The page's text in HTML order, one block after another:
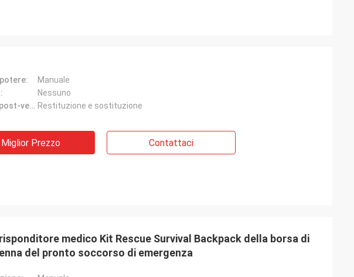
Manuale
Nessuno
Servizio post-vendita: Restituzione e sostituzione
Miglior Prezzo Contattaci
medico Kit Rescue Survival Backpack della borsa di
del pronto soccorso di emergenza